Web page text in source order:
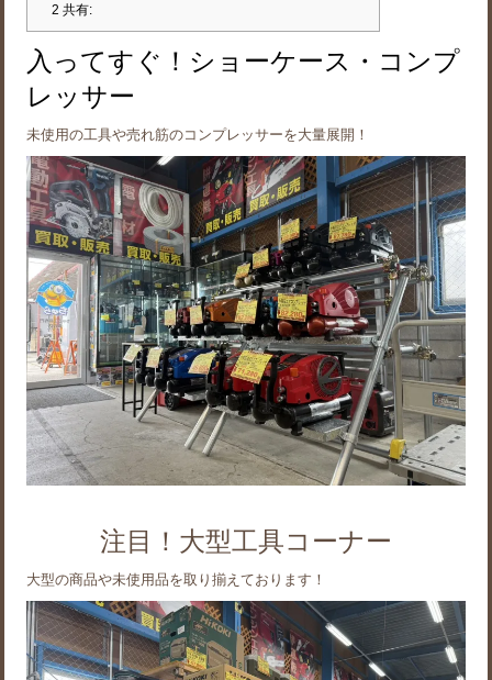
2 共有:
入ってすぐ！ショーケース・コンプ
レッサー
未使用の工具や売れ筋のコンプレッサーを大量展開！
注目！大型工具コーナー
大型の商品や未使用品を取り揃えております！